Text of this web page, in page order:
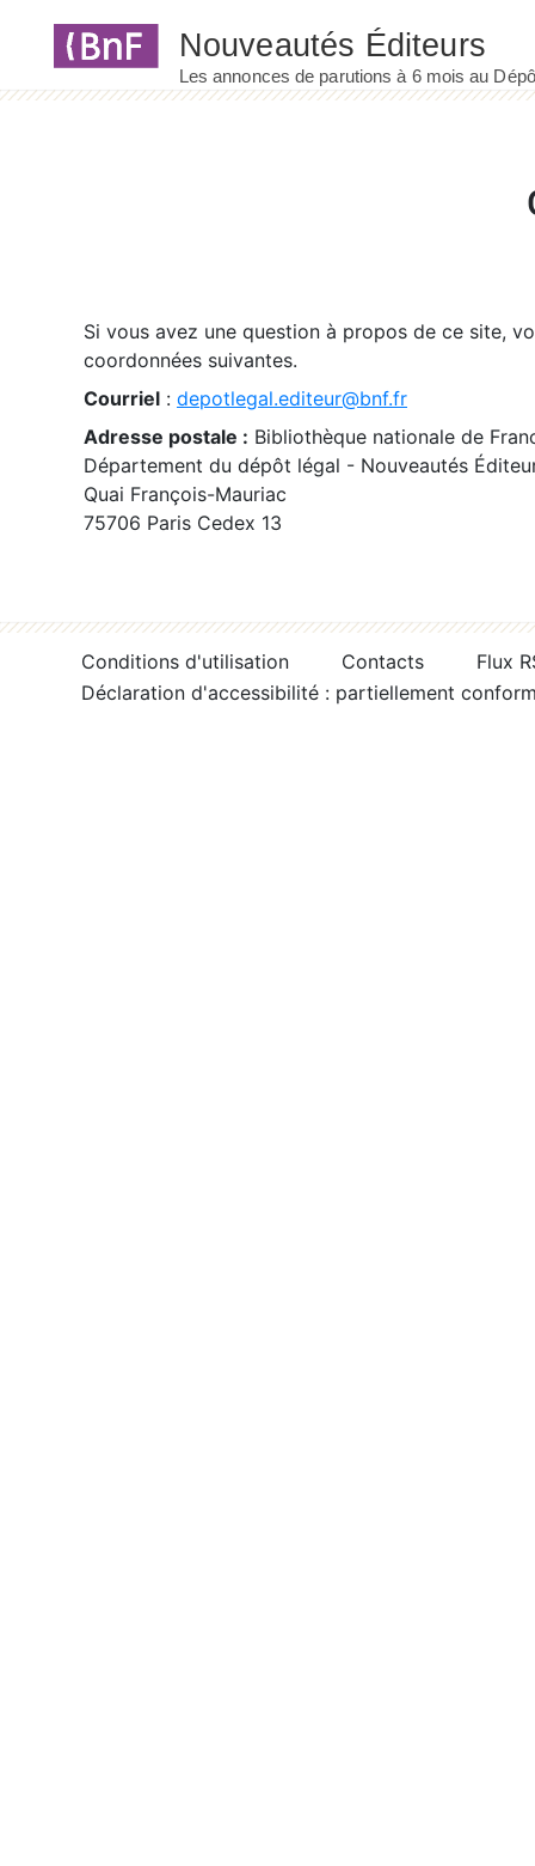
Si vous avez une question à propos de ce site,
coordonnées suivantes.
Courriel : depotlegal.editeur@bnf.fr
Adresse postale : Bibliothèque nationale de
Département du dépôt légal - Nouveautés
Quai François-Mauriac
75706 Paris Cedex 13
Conditions d'utilisation Contacts
Flux
Déclaration d'accessibilité : partiellement